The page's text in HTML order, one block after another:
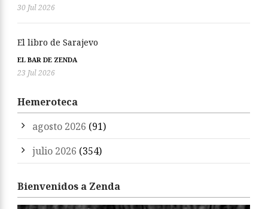
30 Jul 2026
El libro de Sarajevo
EL BAR DE ZENDA
23 Jul 2026
Hemeroteca
agosto 2026 (91)
julio 2026 (354)
Bienvenidos a Zenda